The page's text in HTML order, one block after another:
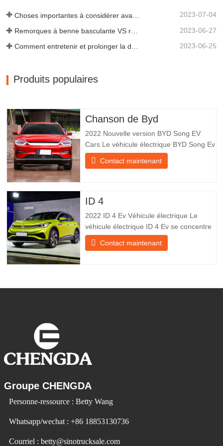
2023-07-04
2023-06-27
Comment entretenir et prolonger la durée de vie des remorques à benne basculante ? 2023-06-25
Produits populaires
Chanson de Byd
2022 Nouvelle version BYD Song EV
Cars Le véhicule électrique BYD Song Ev
se concentre sur l’expérience client et le
développement de produits pour
populaires. BYD Song Ev Electric Vehicle
Contact maintenant
ID 4
2022 ID 4 Ev Véhicule électrique Le
véhicule électrique ID 4 Ev se concentre
sur l’expérience client et le
développement de produits pour
Contact maintenant
Groupe CHENGDA
Personne-ressource : Betty Wang
Whatsapp/wechat : +86 18853130736
Courriel : betty@sinotrucksale.com